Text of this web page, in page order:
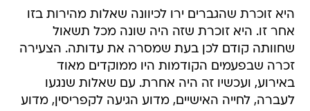
היא זוכרת שהגברים ירו לכיוונה שאלות מהירות בזו
אחר זו. היא זוכרת שזה היה שונה מכל תשאול
שחוותה קודם לכן בעת שמסרה את עדותה. הצעירה
זכרה שבפעמים הקודמות היו ממוקדים מאוד
באירוע, ועכשיו זה היה אחרת. עם שאלות שנגעו
לעברה, לחייה האישיים, מדוע הגיעה לקפריסין, מדוע